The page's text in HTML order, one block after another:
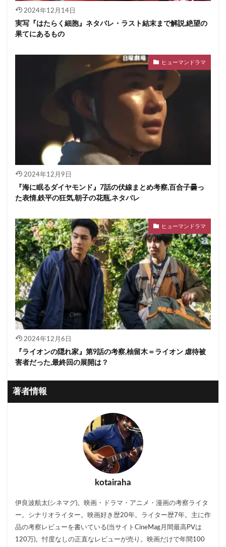
2024年12月14日
実写『はたらく細胞』ネタバレ・ラスト結末まで解説,絶望の
果てにあるもの
ヒューマンドラマ
2024年12月9日
『海に眠るダイヤモンド』7話の伏線まとめ考察,百合子曇っ
た表情,鉄平の狂気,朝子の花瓶,ネタバレ
ヒューマンドラマ
2024年12月6日
『ライオンの隠れ家』第9話の考察,柚留木＝ライオン 虐待被
害者だった,最終回の展開は？
著者情報
kotairaha
伊良波航太(シネマグ)。映画・ドラマ・アニメ・漫画の考察ライタ
ー。シナリオライター。映画好き歴20年。ライター歴7年。主に作
品の考察レビューを書いている(当サイトCineMag月間最高PVは
120万)。忖度なしの正直なレビューが売り。映画だけで年間100